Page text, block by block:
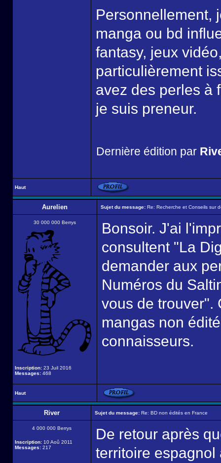
Personnellement,
manga ou bd
fantasy, jeux
particulièrement
avez des perles à
je suis preneur.
Dernière édition par
Haut
Aurelien Sujet du message: Re: Recherche et Conseils sur
30 000 000 Berrys
Inscription: 23 Juil 2016
Messages: 468
Bonsoir. J'ai
consultent "La
demander aux
Numéros du
vous de trouver".
mangas non
connaisseurs.
Haut
River Sujet du message: Re: BD non édités en France
4 000 000 Berrys
Inscription: 10 Aoû 2011
Messages: 217
De retour après
territoire espagnol